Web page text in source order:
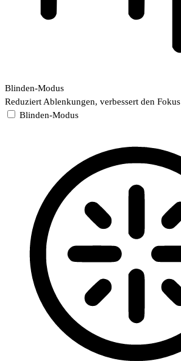
Blinden-Modus
Reduziert Ablenkungen, verbessert den Fokus
Blinden-Modus